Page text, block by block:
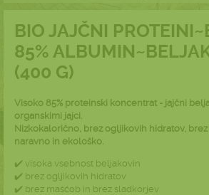
BIO JAJČNI
85%
(400 G)
Visoko 85% proteinski koncentrat - jajčni
organskimi jajci.
N izkokalorično, brez ogljikovih hidratov, brez
naravno in ekološko.
✔️ visoka vsebnost beljakovin
✔️ brez ogljikovih hidratov
✔️ brez maščob in brez sladkorjev